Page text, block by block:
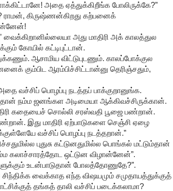
அதை ஏத்துக்கிறீங்க போலிருக்கே?”
ராமன், கிருஷ்ணன்கிறது கற்பனைக்
வைக்கிறானில்லையா அது மாதிரி அக் காலத்துல
கோயில் கட்டிபுட்டான்.
ஆசாமிய விட்டுபுடணும். காலப்போக்குல
கும்பிட ஆரம்பிச்சிட்டான்னு தெரிஞ்சதும்,
வச்சிப் பொழப்பு நடத்தப் பாக்குறானுங்க.
நம்ம ஜனங்கள அடிமையா ஆக்கிவச்சிருக்கான்.
கதையைச் சொல்லி சரஸ்வதி பூஜை பண்றான்.
இது மாதிரி ஏற்பாடுகளை செஞ்சி ஏழை
வச்சிப் பொழப்பு நடத்தறான்.”
புதுசு கட்டுனதுமில்ல பொங்கல் மட்டும்தான்
கலாச்சாரத்தோட ஒட்டுன விழான்னேன்”.
உடன்பாடுதான் போலத்தோணுதே?”.
வைக்காத எந்த விஷயமும் சமுதாயத்துக்குத்
தங்கத் தாலி வச்சிப் படைக்கலாமா?